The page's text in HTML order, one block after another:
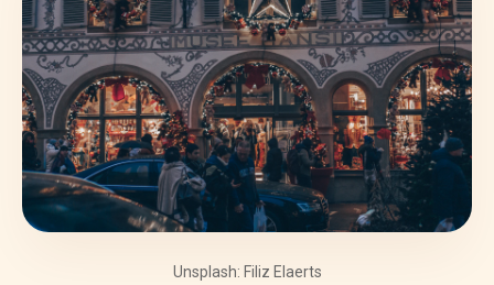
Unsplash: Filiz Elaerts